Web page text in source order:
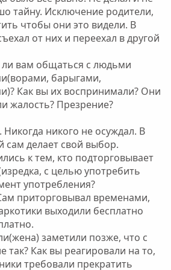
тайну. Исключение родители,
чтобы они это видели. В
от них и переехал в другой
вам общаться с людьми
барыгами,
Как вы их воспринимали? Они
жалость? Презрение?
никого не осуждал. В
сам делает свой выбор.
к тем, кто подторговывает
с целью употребить
употребления?
приторговывал временами,
выходили бесплатно
заметили позже, что с
так? Как вы реагировали на то,
требовали прекратить